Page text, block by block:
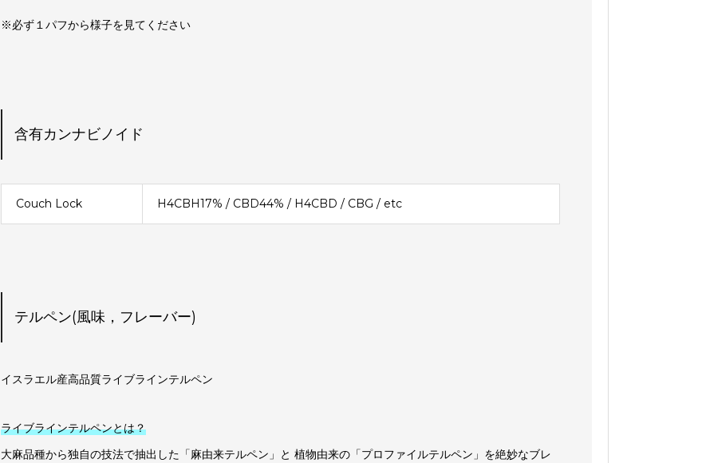
※必ず１パフから様子を見てください
含有カンナビノイド
Couch Lock H4CBH17% / CBD44% / H4CBD / CBG / etc
テルペン(風味，フレーバー)
イスラエル産高品質ライブラインテルペン
ライブラインテルペンとは？
大麻品種から独自の技法で抽出した「麻由来テルペン」と 植物由来の「プロファイルテルペン」を絶妙なブレ